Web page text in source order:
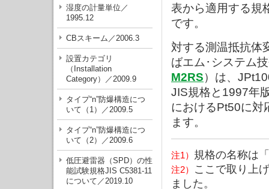
湿度の計量単位／
1995.12
CBスキーム／2006.3
設置カテゴリ
（Installation
Category）／2009.9
タイプ“n”防爆構造につ
いて（1）／2009.5
タイプ“n”防爆構造につ
いて（2）／2009.6
低圧避雷器（SPD）の性
能試験規格JIS C5381-11
について／2019.10
表から適用する規
です。
対する測温抵抗体
ばエム･システム
M2RS）は、
JIS規格と1997年
におけるPt50に対
ます。
注1） 規格の名称は
注2）
ここで取り上
ました。